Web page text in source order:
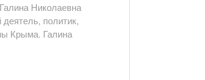
Николаевна
политик,
Крыма. Галина